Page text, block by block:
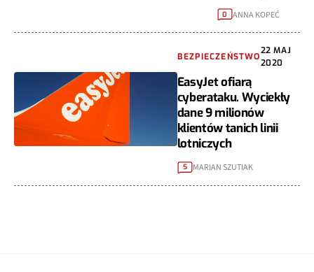
0 ANNA KOPEĆ
BEZPIECZEŃSTWO
22 MAJ
2020
EasyJet ofiarą
cyberataku. Wyciekły
dane 9 milionów
klientów tanich linii
lotniczych
5 MARIAN SZUTIAK